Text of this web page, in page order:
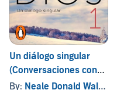
Un diálogo singular
(Conversaciones con
Dios 1)
By: Neale Donald Walsch